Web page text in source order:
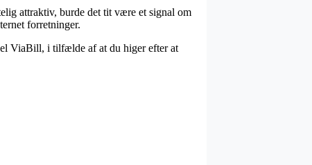
attraktiv, burde det tit være et signal om
forretninger.
ViaBill, i tilfælde af at du higer efter at